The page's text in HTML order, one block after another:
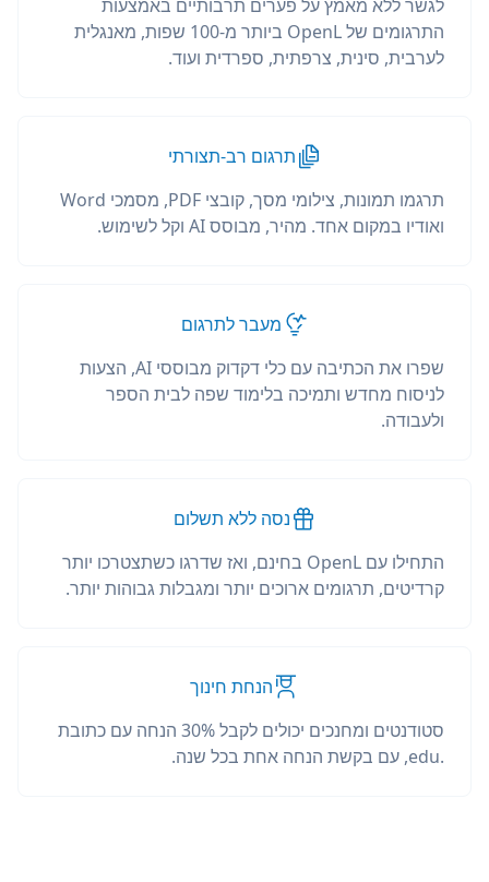
לגשר ללא מאמץ על פערים תרבותיים באמצעות
התרגומים של OpenL ביותר מ-100 שפות, מאנגלית
לערבית, סינית, צרפתית, ספרדית ועוד.
תרגום רב-תצורתי
תרגמו תמונות, צילומי מסך, קובצי PDF, מסמכי Word
ואודיו במקום אחד. מהיר, מבוסס AI וקל לשימוש.
מעבר לתרגום
שפרו את הכתיבה עם כלי דקדוק מבוססי AI, הצעות
לניסוח מחדש ותמיכה בלימוד שפה לבית הספר
ולעבודה.
נסה ללא תשלום
התחילו עם OpenL בחינם, ואז שדרגו כשתצטרכו יותר
קרדיטים, תרגומים ארוכים יותר ומגבלות גבוהות יותר.
הנחת חינוך
סטודנטים ומחנכים יכולים לקבל 30% הנחה עם כתובת
.edu, עם בקשת הנחה אחת בכל שנה.